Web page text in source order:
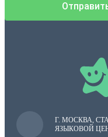
Г. МОСКВА,
ЯЗЫКОВОЙ